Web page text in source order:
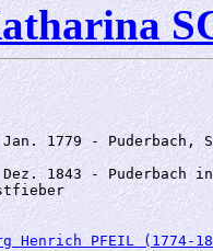
1779 - Puderbach,
1843 - Puderbach
Henrich PFEIL (1774-